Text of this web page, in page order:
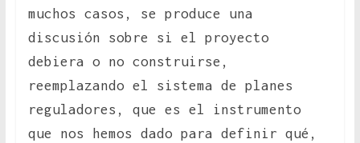
muchos casos, se produce una
discusión sobre si el proyecto
debiera o no construirse,
reemplazando el sistema de planes
reguladores, que es el instrumento
que nos hemos dado para definir qué,